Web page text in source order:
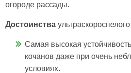
огороде рассады.
Достоинства
Самая высокая
кочанов даже при очень
условиях.